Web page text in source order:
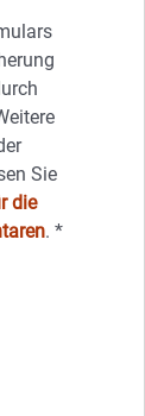
Sie
die
.*